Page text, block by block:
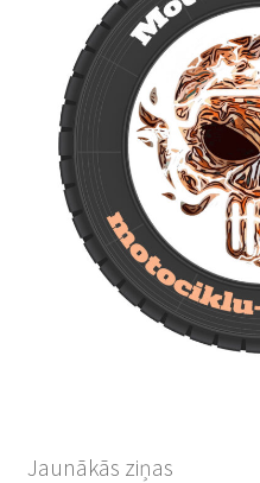
Jaunākās ziņas